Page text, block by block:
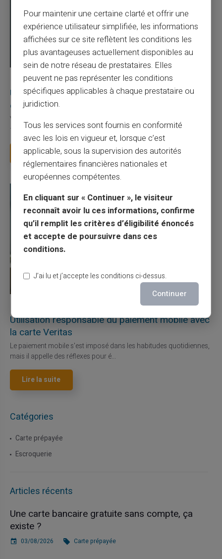
03/08/2026 Veritas Carte prépayée
Une carte bancaire gratuite sans compte, ça
existe ?
Vous avez tapé cette recherche parce que votre banque vous
facture 50 € par an pour une carte que vo...
Lire la suite
Carte prépayée
Utilisation responsable du paiement mobile avec
la carte Veritas
Le paiement mobile s'est imposé dans les habitudes quotidiennes,
mais il appelle des réflexes pour é...
Lire la suite
Catégories
Carte prépayée
Escroquerie
Articles récents
Une carte bancaire gratuite sans compte, ça
existe ?
03/08/2026 Carte prépayée
Pour maintenir une certaine clarté et offrir une
expérience utilisateur simplifiée, les informations
affichées sur ce site reflètent les conditions les
plus avantageuses actuellement disponibles au
sein de notre réseau de prestataires. Elles
peuvent ne pas représenter les conditions
spécifiques applicables à chaque prestataire ou
juridiction.
Tous les services sont fournis en conformité
avec les lois en vigueur et, lorsque c’est
applicable, sous la supervision des autorités
réglementaires financières nationales et
européennes compétentes.
En cliquant sur « Continuer », le visiteur
reconnaît avoir lu ces informations, confirme
qu’il remplit les critères d’éligibilité énoncés
et accepte de poursuivre dans ces
conditions.
J’ai lu et j’accepte les conditions ci-dessus.
Continuer